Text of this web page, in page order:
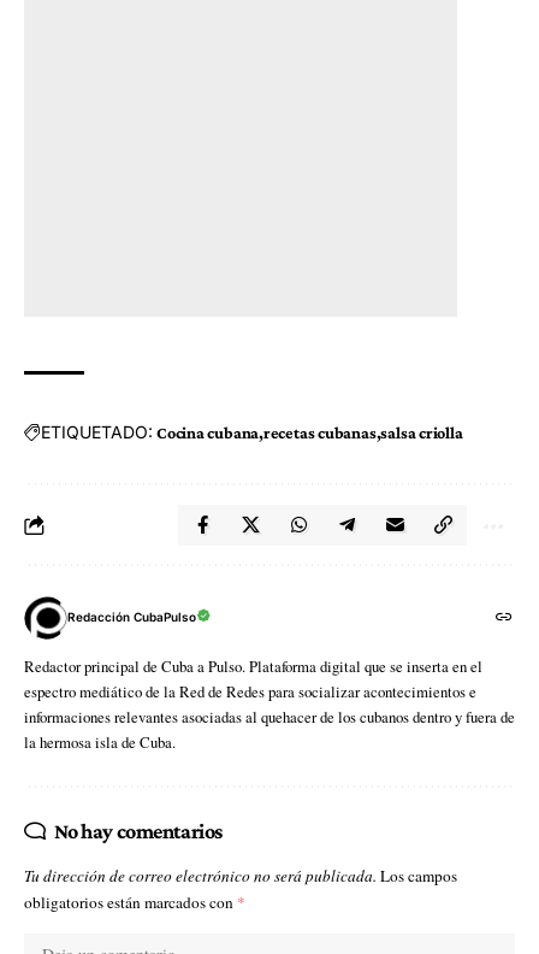
ETIQUETADO: Cocina cubana recetas cubanas salsa criolla
Redacción CubaPulso
Redactor principal de Cuba a Pulso. Plataforma digital que se inserta en el
espectro mediático de la Red de Redes para socializar acontecimientos e
informaciones relevantes asociadas al quehacer de los cubanos dentro y fuera de
la hermosa isla de Cuba.
No hay comentarios
Tu dirección de correo electrónico no será publicada. Los campos
obligatorios están marcados con *